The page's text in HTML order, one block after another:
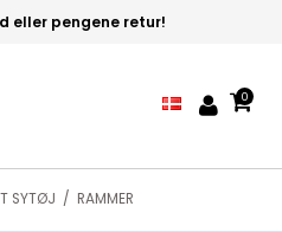
eller pengene retur!
0
SYTØJ / RAMMER